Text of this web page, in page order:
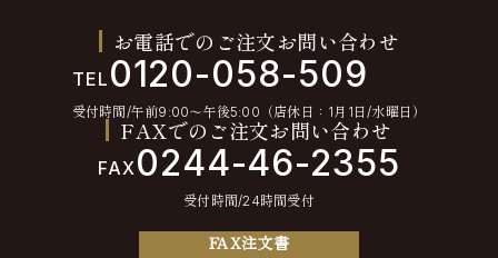
お電話でのご注文お問い合わせ
TEL 0120-058-509
受付時間/午前9:00〜午後5:00（店休日：1月1日/水曜日）
FAXでのご注文お問い合わせ
FAX0244-46-2355
受付時間/24時間受付
FAX注文書